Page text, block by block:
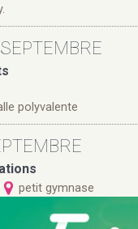
polyvalente
petit gymnase